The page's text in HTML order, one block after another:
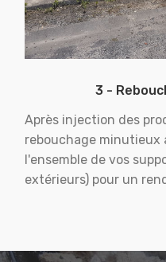
3 -
Après injection des
rebouchage minutieux
l'ensemble de vos
extérieurs) pour un